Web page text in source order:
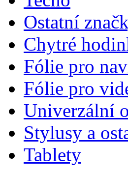
Ostatní
Chytré
Fólie pro
Fólie pro
Univerzální
Stylusy a
Tablety